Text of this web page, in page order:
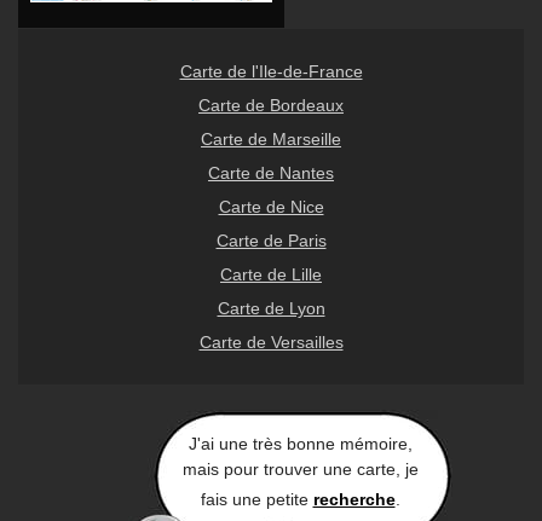
Carte de l'Ile-de-France
Carte de Bordeaux
Carte de Marseille
Carte de Nantes
Carte de Nice
Carte de Paris
Carte de Lille
Carte de Lyon
Carte de Versailles
J'ai une très bonne mémoire,
mais pour trouver une carte, je
fais une petite recherche.